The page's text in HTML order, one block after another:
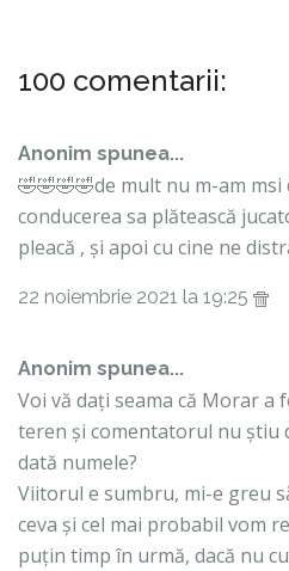
100 comentarii:
Anonim spunea...
🤣🤣🤣🤣de mult nu m-am
conducerea sa plătească
pleacă , și apoi cu cine ne
22 noiembrie 2021 la 19:25
Anonim spunea...
Voi vă dați seama că Morar a
teren și comentatorul nu știu
dată numele?
Viitorul e sumbru, mi-e greu
ceva și cel mai probabil vom
puțin timp în urmă, dacă nu